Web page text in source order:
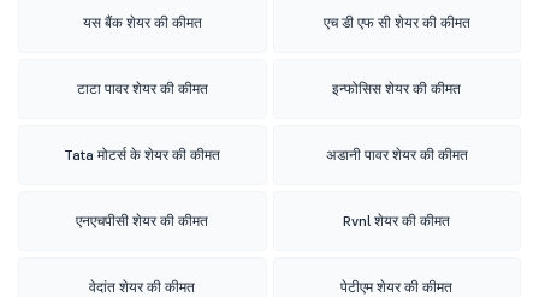
यस बैंक शेयर की कीमत एच डी एफ सी शेयर की कीमत
टाटा पावर शेयर की कीमत इन्फोसिस शेयर की कीमत
Tata मोटर्स के शेयर की कीमत अडानी पावर शेयर की कीमत
एनएचपीसी शेयर की कीमत Rvnl शेयर की कीमत
वेदांत शेयर की कीमत पेटीएम शेयर की कीमत